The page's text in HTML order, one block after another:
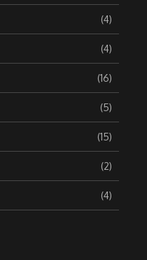
(4)
(4)
(16)
(5)
(15)
(2)
(4)